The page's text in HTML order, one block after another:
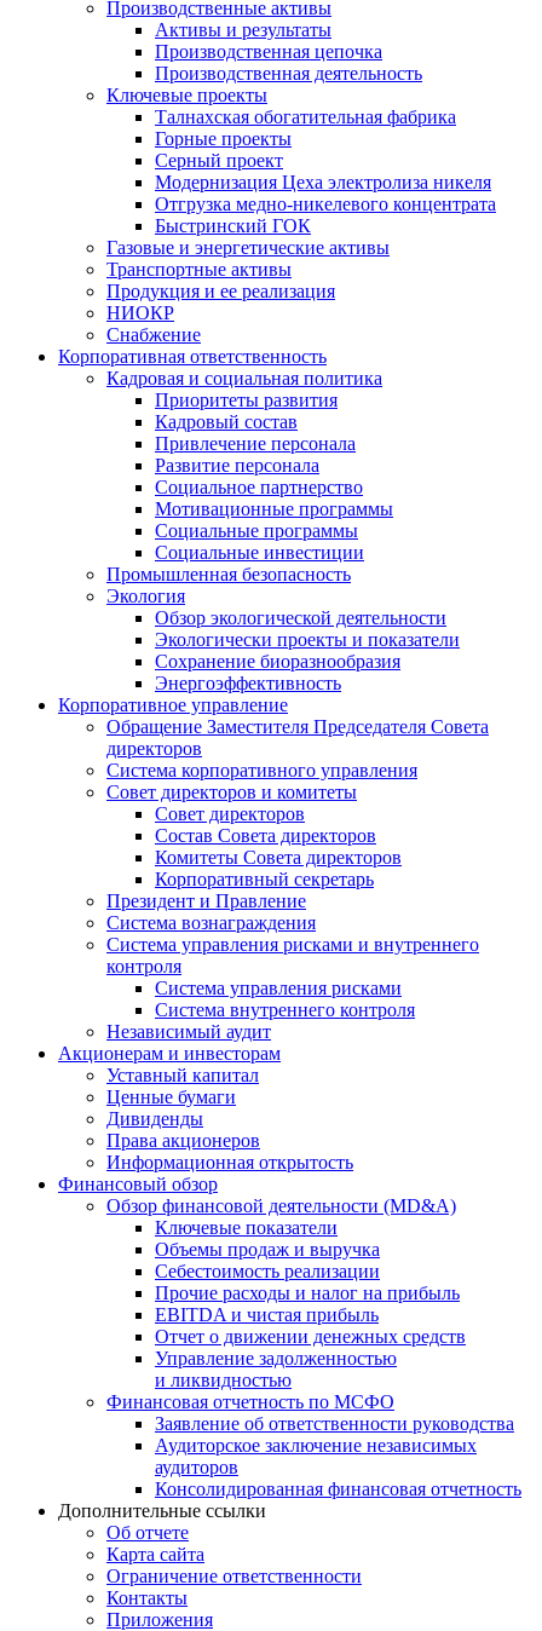
Производственные активы
Активы и результаты
Производственная цепочка
Производственная деятельность
Ключевые проекты
Талнахская обогатительная фабрика
Горные проекты
Серный проект
Модернизация Цеха электролиза никеля
Отгрузка медно-никелевого концентрата
Быстринский ГОК
Газовые и энергетические активы
Транспортные активы
Продукция и ее реализация
НИОКР
Снабжение
Корпоративная ответственность
Кадровая и социальная политика
Приоритеты развития
Кадровый состав
Привлечение персонала
Развитие персонала
Социальное партнерство
Мотивационные программы
Социальные программы
Социальные инвестиции
Промышленная безопасность
Экология
Обзор экологической деятельности
Экологически проекты и показатели
Сохранение биоразнообразия
Энергоэффективность
Корпоративное управление
Обращение Заместителя Председателя Совета
директоров
Система корпоративного управления
Совет директоров и комитеты
Совет директоров
Состав Совета директоров
Комитеты Совета директоров
Корпоративный секретарь
Президент и Правление
Система вознаграждения
Система управления рисками и внутреннего
контроля
Система управления рисками
Система внутреннего контроля
Независимый аудит
Акционерам и инвесторам
Уставный капитал
Ценные бумаги
Дивиденды
Права акционеров
Информационная открытость
Финансовый обзор
Обзор финансовой деятельности (MD&A)
Ключевые показатели
Объемы продаж и выручка
Себестоимость реализации
Прочие расходы и налог на прибыль
EBITDA и чистая прибыль
Отчет о движении денежных средств
Управление задолженностью
и ликвидностью
Финансовая отчетность по МСФО
Заявление об ответственности руководства
Аудиторское заключение независимых
аудиторов
Консолидированная финансовая отчетность
Дополнительные ссылки
Об отчете
Карта сайта
Ограничение ответственности
Контакты
Приложения